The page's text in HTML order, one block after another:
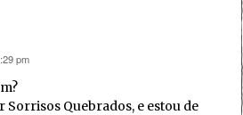
pm
Sorrisos Quebrados, e estou de